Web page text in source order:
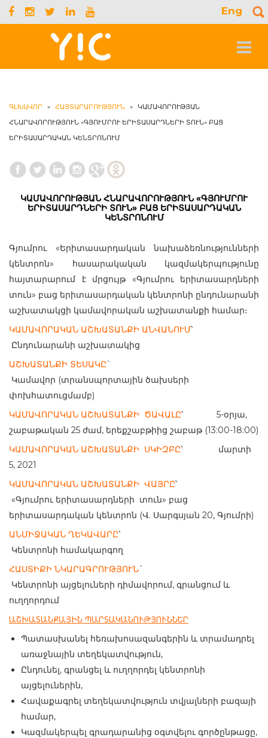
Eng
Toggle
ԳԼԽԱՎՈՐ » ՀԱՅՏԱՐԱՐՈՒԹՅՈՒՆ »
ԿԱՄԱՎՈՐՈՒԹՅԱՆ
ՀՆԱՐԱՎՈՐՈՒԹՅՈՒՆ «ԳՅՈՒՄՐՈՒ ԵՐԻՏԱՍԱՐԴՆԵՐԻ ՏՈՒՆ» ԲԱՑ
ԵՐԻՏԱՍԱՐԴԱԿԱՆ ԿԵՆՏՐՈՆՈՒՄ
ԿԱՄԱՎՈՐՈՒԹՅԱՆ ՀՆԱՐԱՎՈՐՈՒԹՅՈՒՆ «ԳՅՈՒՄՐՈՒ
ԵՐԻՏԱՍԱՐԴՆԵՐԻ ՏՈՒՆ» ԲԱՑ ԵՐԻՏԱՍԱՐԴԱԿԱՆ
ԿԵՆՏՐՈՆՈՒՄ
Գյումրու «Երիտասարդական նախաձեռնությունների
կենտրոն» հասարակական կազմակերպությունը
հայտարարում է մրցույթ «Գյումրու երիտասարդների
տուն» բաց երիտասարդական կենտրոնի ընդունարանի
աշխատակցի կամավորական աշխատանքի համար։
ԿԱՄԱՎՈՐԱԿԱՆ ԱՇԽԱՏԱՆՔԻ ԱՆՎԱՆՈՒՄ՝
Ընդունարանի աշխատակից
ԱՇԽԱՏԱՆՔԻ ՏԵՍԱԿԸ`
Կամավոր (տրանսպորտային ծախսերի
փոխհատուցմամբ)
ԿԱՄԱՎՈՐԱԿԱՆ ԱՇԽԱՏԱՆՔԻ ԾԱՎԱԼԸ՝ 5-օրյա,
շաբաթական 25 ժամ, երեքշաբթիից շաբաթ (13:00-18:00)
ԿԱՄԱՎՈՐԱԿԱՆ ԱՇԽԱՏԱՆՔԻ ՍԿԻԶԲԸ՝ մարտի
5, 2021
ԿԱՄԱՎՈՐԱԿԱՆ ԱՇԽԱՏԱՆՔԻ ՎԱՅՐԸ՝
«Գյումրու երիտասարդների տուն» բաց
երիտասարդական կենտրոն (Վ. Սարգսյան 20, Գյումրի)
ԱՆՄԻՋԱԿԱՆ ՂԵԿԱՎԱՐԸ՝
Կենտրոնի համակարգող
ՀԱՍՏԻՔԻ ՆԿԱՐԱԳՐՈՒԹՅՈՒՆ`
Կենտրոնի այցելուների դիմավորում, գրանցում և
ուղղորդում
ԱՇԽԱՏԱՆՔԱՅԻՆ ՊԱՐՏԱԿԱՆՈՒԹՅՈՒՆՆԵՐ
Պատասխանել հեռախոսազանգերին և տրամադրել
առաջնային տեղեկատվություն,
Ընդունել, գրանցել և ուղղորդել կենտրոնի
այցելուներին,
Հավաքագրել տեղեկատվություն տվյալների բազայի
համար,
Կազմակերպել գրադարանից օգտվելու գործընթացը,